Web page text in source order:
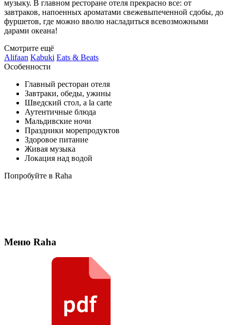
музыку. В главном ресторане отеля прекрасно все: от
завтраков, напоенных ароматами свежевыпеченной сдобы, до
фуршетов, где можно вволю насладиться всевозможными
дарами океана!
Смотрите ещё
Alifaan Kabuki Eats & Beats
Особенности
Главный ресторан отеля
Завтраки, обеды, ужины
Шведский стол, a la carte
Аутентичные блюда
Мальдивские ночи
Праздники морепродуктов
Здоровое питание
Живая музыка
Локация над водой
Попробуйте в Raha
Меню Raha